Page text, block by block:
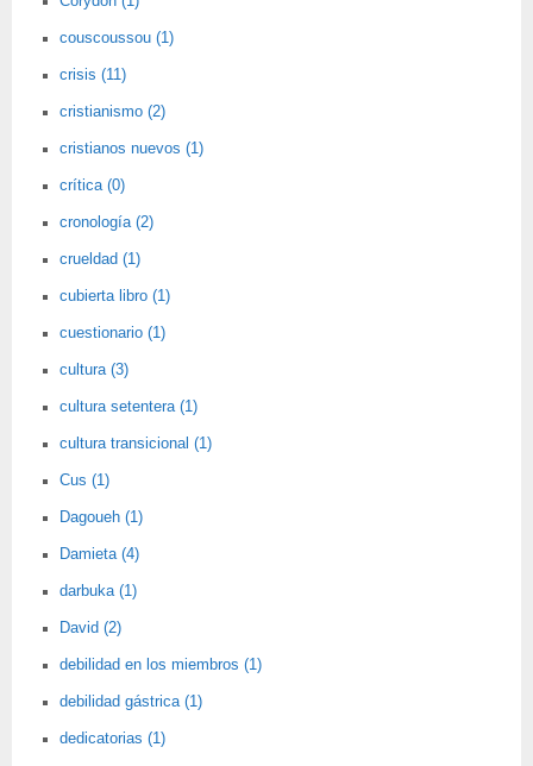
couscoussou (1)
crisis (11)
cristianismo (2)
cristianos nuevos (1)
crítica (0)
cronología (2)
crueldad (1)
cubierta libro (1)
cuestionario (1)
cultura (3)
cultura setentera (1)
cultura transicional (1)
Cus (1)
Dagoueh (1)
Damieta (4)
darbuka (1)
David (2)
debilidad en los miembros (1)
debilidad gástrica (1)
dedicatorias (1)